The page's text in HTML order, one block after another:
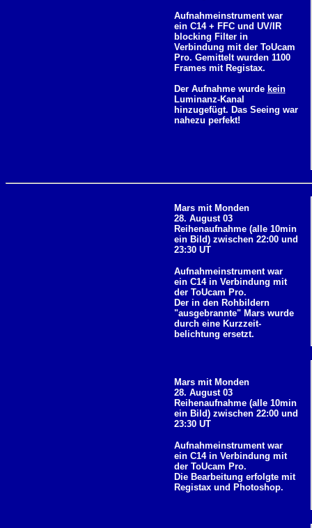
Aufnahmeinstrument war
ein C14 + FFC und UV/IR
blocking Filter in
Verbindung mit der ToUcam
Pro. Gemittelt wurden 1100
Frames mit Registax.
Der Aufnahme wurde kein
Luminanz-Kanal
hinzugefügt. Das Seeing war
nahezu perfekt!
Mars mit Monden
28. August 03
Reihenaufnahme (alle 10min
ein Bild) zwischen 22:00 und
23:30 UT
Aufnahmeinstrument war
ein C14 in Verbindung mit
der ToUcam Pro.
Der in den Rohbildern
"ausgebrannte" Mars wurde
durch eine Kurzzeit-
belichtung ersetzt.
Mars mit Monden
28. August 03
Reihenaufnahme (alle 10min
ein Bild) zwischen 22:00 und
23:30 UT
Aufnahmeinstrument war
ein C14 in Verbindung mit
der ToUcam Pro.
Die Bearbeitung erfolgte mit
Registax und Photoshop.